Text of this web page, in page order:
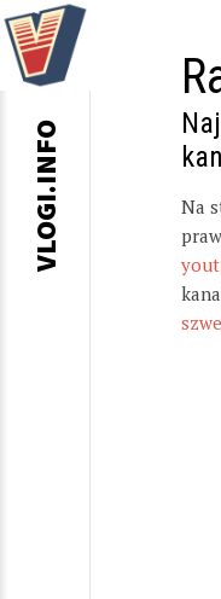
Na
VLOGI.INFO